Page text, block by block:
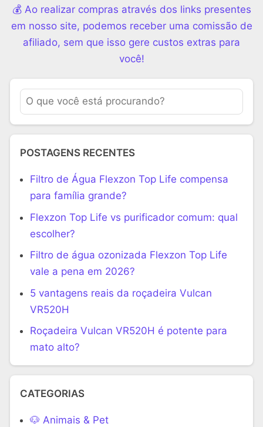
💰 Ao realizar compras através dos links presentes
em nosso site, podemos receber uma comissão de
afiliado, sem que isso gere custos extras para
você!
POSTAGENS RECENTES
Filtro de Água Flexzon Top Life compensa
para família grande?
Flexzon Top Life vs purificador comum: qual
escolher?
Filtro de água ozonizada Flexzon Top Life
vale a pena em 2026?
5 vantagens reais da roçadeira Vulcan
VR520H
Roçadeira Vulcan VR520H é potente para
mato alto?
CATEGORIAS
🐶 Animais & Pet